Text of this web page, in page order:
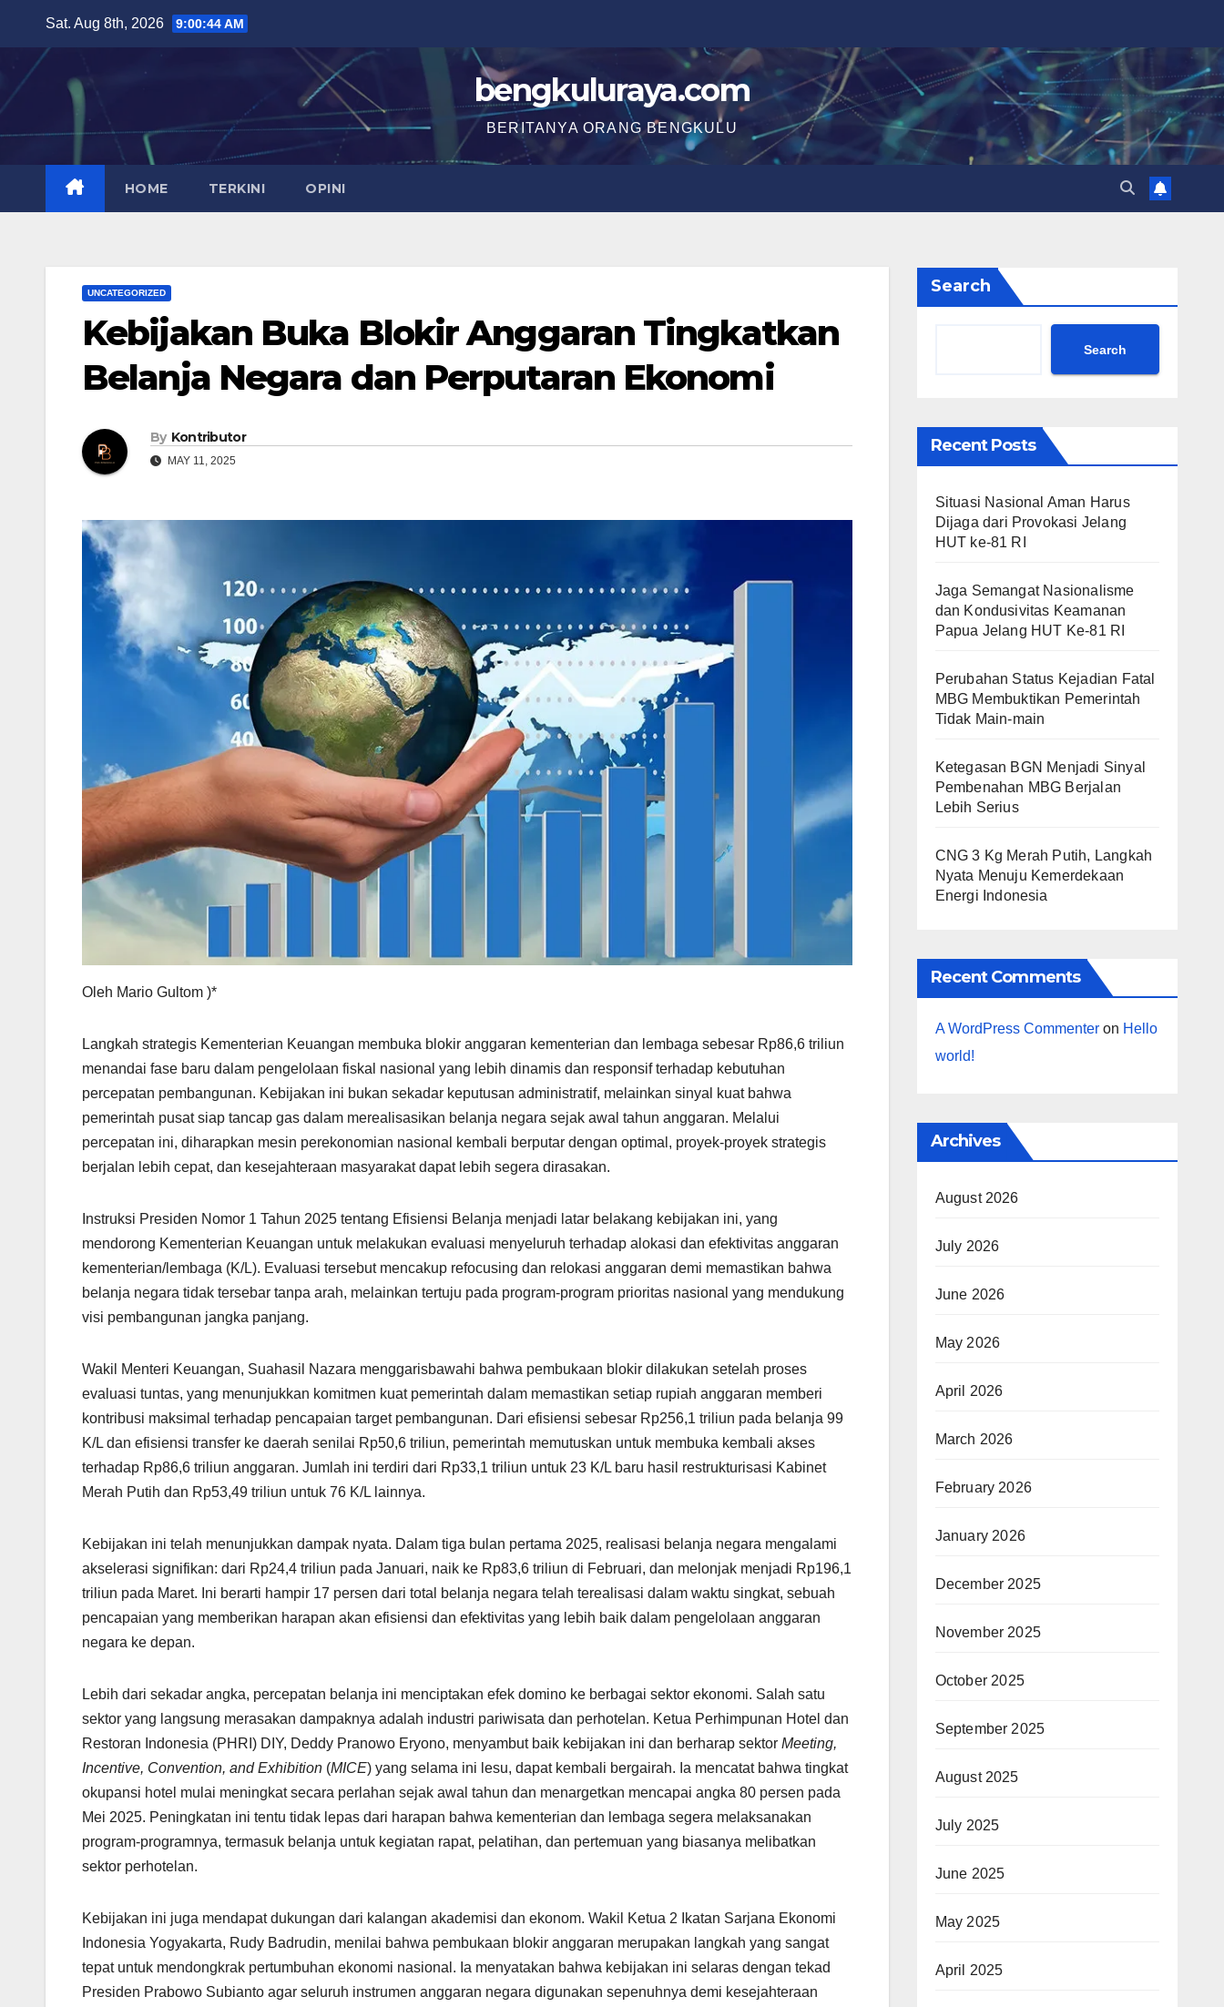
content
Sat. Aug 8th, 2026 9:00:45 AM
bengkuluraya.com
BERITANYA ORANG BENGKULU
HOME TERKINI OPINI
UNCATEGORIZED
Kebijakan Buka Blokir Anggaran Tingkatkan
Belanja Negara dan Perputaran Ekonomi
By Kontributor
MAY 11, 2025
Oleh Mario Gultom )*
Langkah strategis Kementerian Keuangan membuka blokir anggaran kementerian dan lembaga sebesar Rp86,6 triliun
menandai fase baru dalam pengelolaan fiskal nasional yang lebih dinamis dan responsif terhadap kebutuhan
percepatan pembangunan. Kebijakan ini bukan sekadar keputusan administratif, melainkan sinyal kuat bahwa
pemerintah pusat siap tancap gas dalam merealisasikan belanja negara sejak awal tahun anggaran. Melalui
percepatan ini, diharapkan mesin perekonomian nasional kembali berputar dengan optimal, proyek-proyek strategis
berjalan lebih cepat, dan kesejahteraan masyarakat dapat lebih segera dirasakan.
Instruksi Presiden Nomor 1 Tahun 2025 tentang Efisiensi Belanja menjadi latar belakang kebijakan ini, yang
mendorong Kementerian Keuangan untuk melakukan evaluasi menyeluruh terhadap alokasi dan efektivitas anggaran
kementerian/lembaga (K/L). Evaluasi tersebut mencakup refocusing dan relokasi anggaran demi memastikan bahwa
belanja negara tidak tersebar tanpa arah, melainkan tertuju pada program-program prioritas nasional yang mendukung
visi pembangunan jangka panjang.
Wakil Menteri Keuangan, Suahasil Nazara menggarisbawahi bahwa pembukaan blokir dilakukan setelah proses
evaluasi tuntas, yang menunjukkan komitmen kuat pemerintah dalam memastikan setiap rupiah anggaran memberi
kontribusi maksimal terhadap pencapaian target pembangunan. Dari efisiensi sebesar Rp256,1 triliun pada belanja 99
K/L dan efisiensi transfer ke daerah senilai Rp50,6 triliun, pemerintah memutuskan untuk membuka kembali akses
terhadap Rp86,6 triliun anggaran. Jumlah ini terdiri dari Rp33,1 triliun untuk 23 K/L baru hasil restrukturisasi Kabinet
Merah Putih dan Rp53,49 triliun untuk 76 K/L lainnya.
Kebijakan ini telah menunjukkan dampak nyata. Dalam tiga bulan pertama 2025, realisasi belanja negara mengalami
akselerasi signifikan: dari Rp24,4 triliun pada Januari, naik ke Rp83,6 triliun di Februari, dan melonjak menjadi Rp196,1
triliun pada Maret. Ini berarti hampir 17 persen dari total belanja negara telah terealisasi dalam waktu singkat, sebuah
pencapaian yang memberikan harapan akan efisiensi dan efektivitas yang lebih baik dalam pengelolaan anggaran
negara ke depan.
Lebih dari sekadar angka, percepatan belanja ini menciptakan efek domino ke berbagai sektor ekonomi. Salah satu
sektor yang langsung merasakan dampaknya adalah industri pariwisata dan perhotelan. Ketua Perhimpunan Hotel dan
Restoran Indonesia (PHRI) DIY, Deddy Pranowo Eryono, menyambut baik kebijakan ini dan berharap sektor Meeting,
Incentive, Convention, and Exhibition (MICE) yang selama ini lesu, dapat kembali bergairah. Ia mencatat bahwa tingkat
okupansi hotel mulai meningkat secara perlahan sejak awal tahun dan menargetkan mencapai angka 80 persen pada
Mei 2025. Peningkatan ini tentu tidak lepas dari harapan bahwa kementerian dan lembaga segera melaksanakan
program-programnya, termasuk belanja untuk kegiatan rapat, pelatihan, dan pertemuan yang biasanya melibatkan
sektor perhotelan.
Kebijakan ini juga mendapat dukungan dari kalangan akademisi dan ekonom. Wakil Ketua 2 Ikatan Sarjana Ekonomi
Indonesia Yogyakarta, Rudy Badrudin, menilai bahwa pembukaan blokir anggaran merupakan langkah yang sangat
tepat untuk mendongkrak pertumbuhan ekonomi nasional. Ia menyatakan bahwa kebijakan ini selaras dengan tekad
Presiden Prabowo Subianto agar seluruh instrumen anggaran negara digunakan sepenuhnya demi kesejahteraan
Search
Search
Recent Posts
Situasi Nasional Aman Harus
Dijaga dari Provokasi Jelang
HUT ke-81 RI
Jaga Semangat Nasionalisme
dan Kondusivitas Keamanan
Papua Jelang HUT Ke-81 RI
Perubahan Status Kejadian Fatal
MBG Membuktikan Pemerintah
Tidak Main-main
Ketegasan BGN Menjadi Sinyal
Pembenahan MBG Berjalan
Lebih Serius
CNG 3 Kg Merah Putih, Langkah
Nyata Menuju Kemerdekaan
Energi Indonesia
Recent Comments
A WordPress Commenteron Hello
world!
Archives
August 2026
July 2026
June 2026
May 2026
April 2026
March 2026
February 2026
January 2026
December 2025
November 2025
October 2025
September 2025
August 2025
July 2025
June 2025
May 2025
April 2025